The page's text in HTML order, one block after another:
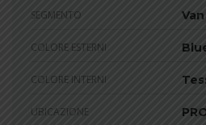
SEGMENTO Van
COLORE ESTERNI
COLORE INTERNI
UBICAZIONE